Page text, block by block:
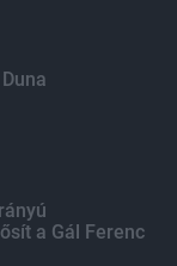
a Gál Ferenc